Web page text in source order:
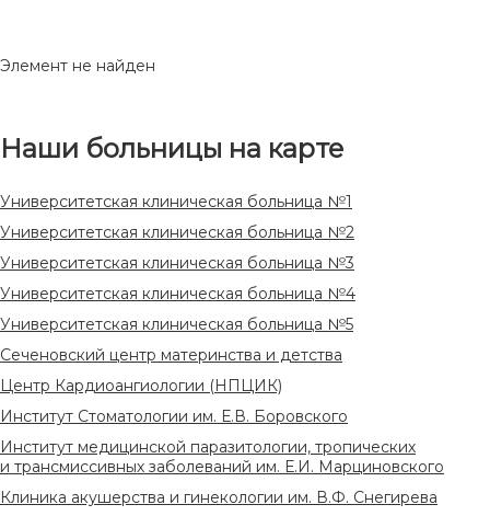
Элемент не найден
Наши больницы на карте
Университетская клиническая больница №1
Университетская клиническая больница №2
Университетская клиническая больница №3
Университетская клиническая больница №4
Университетская клиническая больница №5
Сеченовский центр материнства и детства
Центр Кардиоангиологии (НПЦИК)
Институт Стоматологии им. Е.В. Боровского
Институт медицинской паразитологии, тропических
и трансмиссивных заболеваний им. Е.И. Марциновского
Клиника акушерства и гинекологии им. В.Ф. Снегирева